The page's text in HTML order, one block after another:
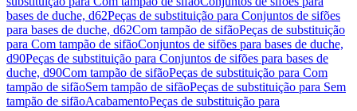
bases de duche, d62Peças de substituição para Conjuntos de sifões
para bases de duche, d62Com tampão de sifãoPeças de substituição
para Com tampão de sifãoConjuntos de sifões para bases de duche,
d90Peças de substituição para Conjuntos de sifões para bases de
duche, d90Com tampão de sifãoPeças de substituição para Com
tampão de sifãoSem tampão de sifãoPeças de substituição para Sem
tampão de sifãoAcabamentoPeças de substituição para